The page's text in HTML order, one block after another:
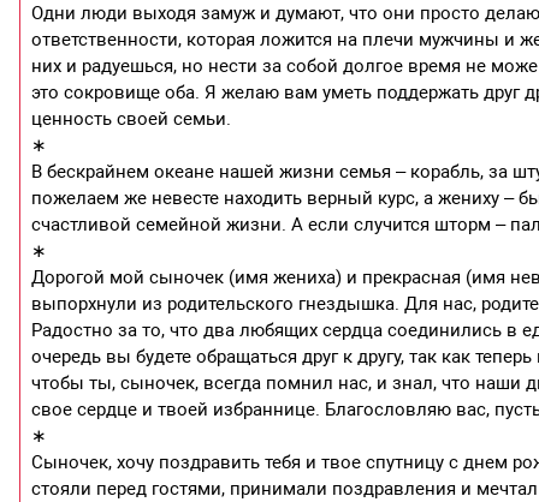
Одни люди выходя замуж и думают, что они просто
ответственности, которая ложится на плечи мужчины
них и радуешься, но нести за собой долгое время не
это сокровище оба. Я желаю вам уметь поддержать
ценность своей семьи.
∗
В бескрайнем океане нашей жизни семья – корабль, за
пожелаем же невесте находить верный курс, а жениху
счастливой семейной жизни. А если случится шторм –
∗
Дорогой мой сыночек (имя жениха) и прекрасная (имя
выпорхнули из родительского гнездышка. Для нас,
Радостно за то, что два любящих сердца соединились в
очередь вы будете обращаться друг к другу, так как
чтобы ты, сыночек, всегда помнил нас, и знал, что наши
свое сердце и твоей избраннице. Благословляю вас,
∗
Сыночек, хочу поздравить тебя и твое спутницу с днем
стояли перед гостями, принимали поздравления и